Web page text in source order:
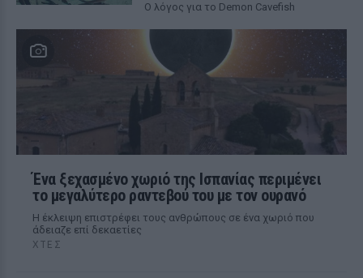
Ο λόγος για το Demon Cavefish
Ένα ξεχασμένο χωριό της Ισπανίας περιμένει
το μεγαλύτερο ραντεβού του με τον ουρανό
Η έκλειψη επιστρέφει τους ανθρώπους σε ένα χωριό που
άδειαζε επί δεκαετίες
ΧΤΕΣ